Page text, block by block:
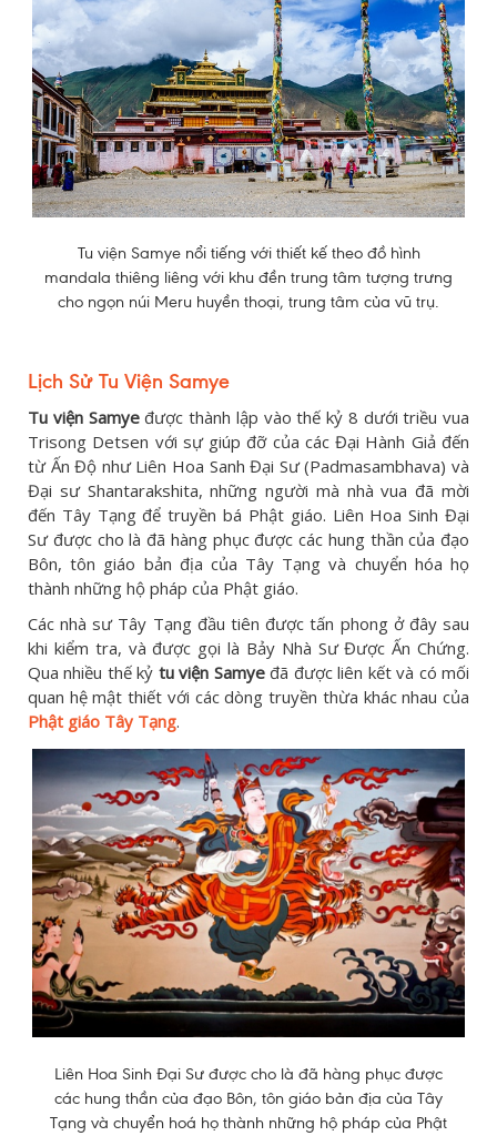
Tu viện Samye nổi tiếng với thiết kế theo đồ hình
mandala thiêng liêng với khu đền trung tâm tượng trưng
cho ngọn núi Meru huyền thoại, trung tâm của vũ trụ.
Lịch Sử Tu Viện Samye
Tu viện Samyeđược thành lập vào thế kỷ 8 dưới triều vua
Trisong Detsen với sự giúp đỡ của các Đại Hành Giả đến
từ Ấn Độ như Liên Hoa Sanh Đại Sư (Padmasambhava) và
Đại sư Shantarakshita, những người mà nhà vua đã mời
đến Tây Tạng để truyền bá Phật giáo. Liên Hoa Sinh Đại
Sư được cho là đã hàng phục được các hung thần của đạo
Bôn, tôn giáo bản địa của Tây Tạng và chuyển hóa họ
thành những hộ pháp của Phật giáo.
Các nhà sư Tây Tạng đầu tiên được tấn phong ở đây sau
khi kiểm tra, và được gọi là Bảy Nhà Sư Được Ấn Chứng.
Qua nhiều thế kỷ tu viện Samyeđã được liên kết và có mối
quan hệ mật thiết với các dòng truyền thừa khác nhau của
Phật giáo Tây Tạng.
Liên Hoa Sinh Đại Sư được cho là đã hàng phục được
các hung thần của đạo Bôn, tôn giáo bản địa của Tây
Tạng và chuyển hoá họ thành những hộ pháp của Phật